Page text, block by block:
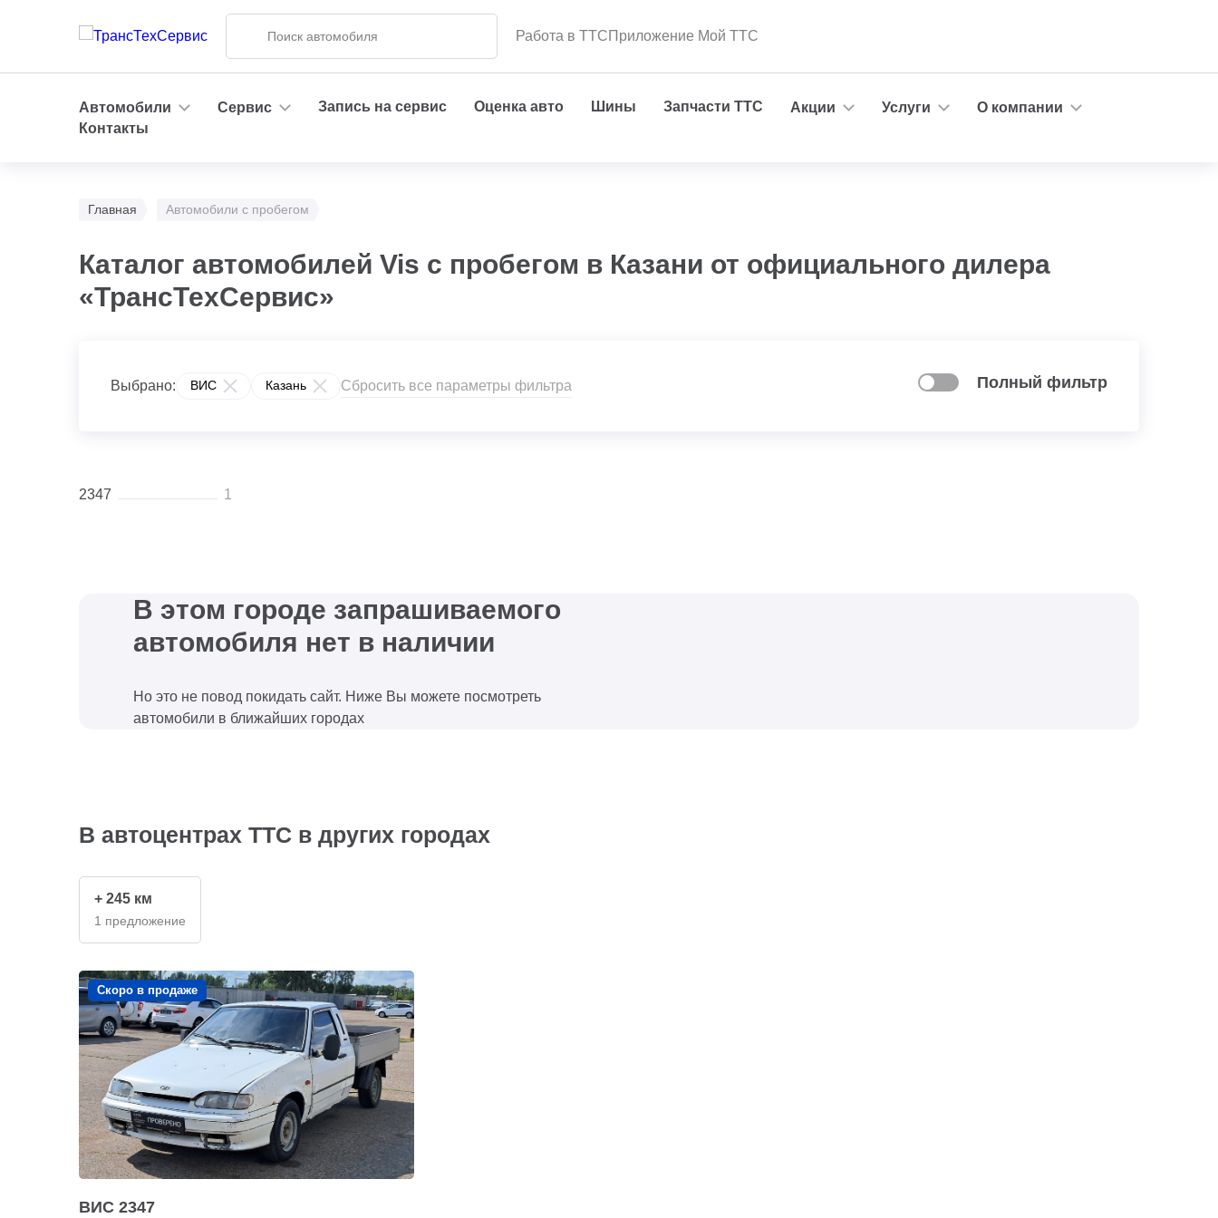
Работа в ТТСПриложение Мой ТТС
Автомобили Сервис Запись на сервис Оценка авто Шины Запчасти ТТС Акции Услуги
О компании
Контакты
Главная Автомобили с пробегом
Каталог автомобилей Vis с пробегом в Казани от официального дилера
«ТрансТехСервис»
Выбрано: ВИС Казань Сбросить все параметры фильтра Полный фильтр
2347 1
В этом городе запрашиваемого
автомобиля нет в наличии
Но это не повод покидать сайт. Ниже Вы можете посмотреть
автомобили в ближайших городах
В автоцентрах ТТС в других городах
+ 245 км
1 предложение
Скоро в продаже
ВИС 2347